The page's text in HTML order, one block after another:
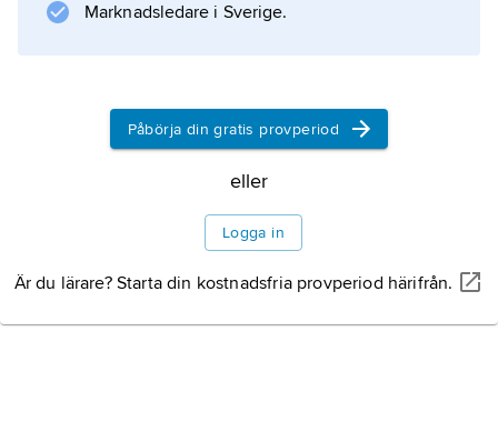
parlamentet (över- eller underhuset) kan ingå i
Information om artikeln
Marknadsledare i Sverige.
Påbörja din gratis provperiod
eller
Logga in
Är du lärare? Starta din kostnadsfria provperiod härifrån.